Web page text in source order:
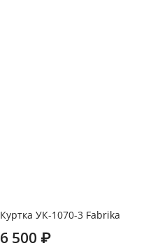
Куртка УК-1070-3 Fabrika
6 500 ₽